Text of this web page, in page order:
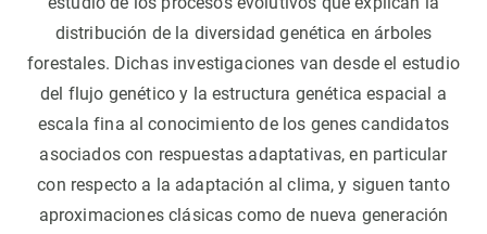
distribución de la diversidad genética en árboles
forestales. Dichas investigaciones van desde el estudio
del flujo genético y la estructura genética espacial a
escala fina al conocimiento de los genes candidatos
asociados con respuestas adaptativas, en particular
con respecto a la adaptación al clima, y siguen tanto
aproximaciones clásicas como de nueva generación